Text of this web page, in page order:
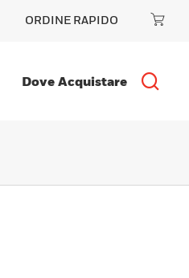
ORDINE RAPIDO
Dove Acquistare